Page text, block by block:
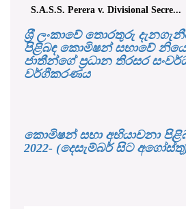
S.A.S.S. Perera v. Divisional Secre...
ශ‍්‍රී ලංකාවේ තොරතුරු
පිළිබඳ කොමිෂන් සභාවේ
ජාතීන්ගේ ප්‍රධාන තිරසර
වර්ගීකරණය
කොමිෂන් සභා අභියාචනා
2022- (දෙසැම්බර් සිට